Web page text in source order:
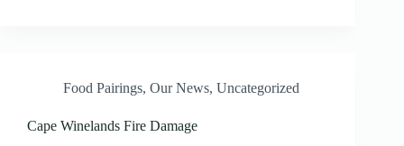
Food Pairings, Our News, Uncategorized
Cape Winelands Fire Damage